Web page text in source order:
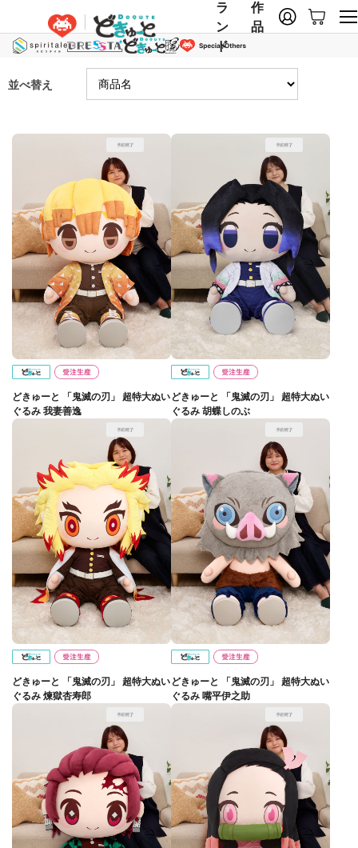
ラ
ン
ド
作
品
並べ替え
どきゅーと 「鬼滅の刃」 超特大ぬい
ぐるみ 我妻善逸
どきゅーと 「鬼滅の刃」 超特大ぬい
ぐるみ 胡蝶しのぶ
どきゅーと 「鬼滅の刃」 超特大ぬい
ぐるみ 煉獄杏寿郎
どきゅーと 「鬼滅の刃」 超特大ぬい
ぐるみ 嘴平伊之助